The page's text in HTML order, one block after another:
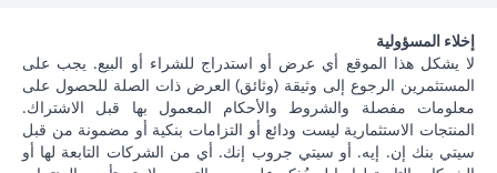
إخلاء المسؤولية
لا يشكل هذا الموقع أي عرض أو استدراج للشراء أو البيع. يجب على
المستثمرين الرجوع إلى وثيقة (وثائق) العرض ذات الصلة للحصول على
معلومات مفصلة والشروط والأحكام المعمول بها قبل الاشتراك.
المنتجات الاستثمارية ليست ودائع أو التزامات بنكية أو مضمونة من قبل
سيتي بنك إن. إيه. أو سيتي جروب إنك. أي من الشركات التابعة لها أو